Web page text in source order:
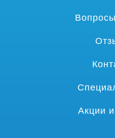
Акции